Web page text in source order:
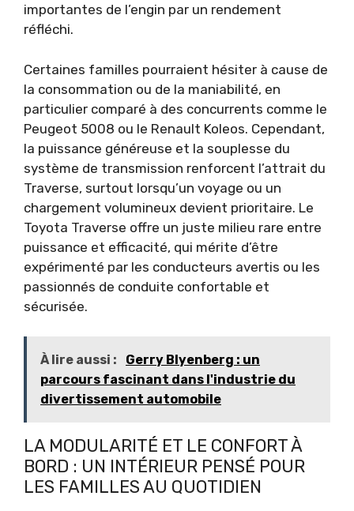
importantes de l’engin par un rendement
réfléchi.
Certaines familles pourraient hésiter à cause de
la consommation ou de la maniabilité, en
particulier comparé à des concurrents comme le
Peugeot 5008 ou le Renault Koleos. Cependant,
la puissance généreuse et la souplesse du
système de transmission renforcent l’attrait du
Traverse, surtout lorsqu’un voyage ou un
chargement volumineux devient prioritaire. Le
Toyota Traverse offre un juste milieu rare entre
puissance et efficacité, qui mérite d’être
expérimenté par les conducteurs avertis ou les
passionnés de conduite confortable et
sécurisée.
À lire aussi :
Gerry Blyenberg : un
parcours fascinant dans l'industrie du
divertissement automobile
LA MODULARITÉ ET LE CONFORT À
BORD : UN INTÉRIEUR PENSÉ POUR
LES FAMILLES AU QUOTIDIEN